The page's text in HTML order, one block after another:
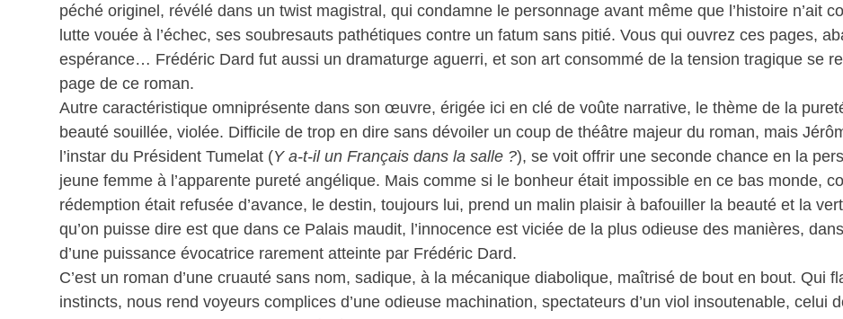
péché originel, révélé dans un twist magistral, qui condamne le personnage avant même que l’histoire n’ait
lutte vouée à l’échec, ses soubresauts pathétiques contre un fatum sans pitié. Vous qui ouvrez ces pages,
espérance… Frédéric Dard fut aussi un dramaturge aguerri, et son art consommé de la tension tragique se
page de ce roman.
Autre caractéristique omniprésente dans son œuvre, érigée ici en clé de voûte narrative, le thème de la
beauté souillée, violée. Difficile de trop en dire sans dévoiler un coup de théâtre majeur du roman, mais
l’instar du Président Tumelat (Y a-t-il un Français dans la salle ?), se voit offrir une seconde chance en la
jeune femme à l’apparente pureté angélique. Mais comme si le bonheur était impossible en ce bas monde,
rédemption était refusée d’avance, le destin, toujours lui, prend un malin plaisir à bafouiller la beauté et la
qu’on puisse dire est que dans ce Palais maudit, l’innocence est viciée de la plus odieuse des manières,
d’une puissance évocatrice rarement atteinte par Frédéric Dard.
C’est un roman d’une cruauté sans nom, sadique, à la mécanique diabolique, maîtrisé de bout en bout. Qui
instincts, nous rend voyeurs complices d’une odieuse machination, spectateurs d’un viol insoutenable, celui